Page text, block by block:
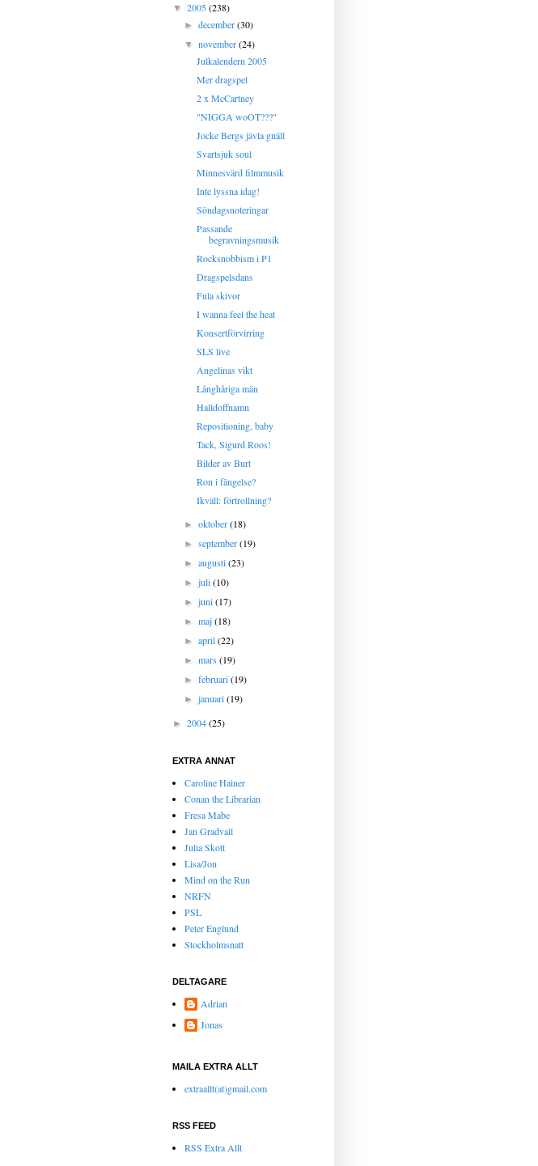
▼ 2005(238)
►december(30)
▼november(24)
Julkalendern 2005
Mer dragspel
2 x McCartney
"NIGGA woOT???"
Jocke Bergs jävla gnäll
Svartsjuk soul
Minnesvärd filmmusik
Inte lyssna idag!
Söndagsnoteringar
Passande
begravningsmusik
Rocksnobbism i P1
Dragspelsdans
Fula skivor
I wanna feel the heat
Konsertförvirring
SLS live
Angelinas vikt
Långhåriga män
Halldoffnamn
Repositioning, baby
Tack, Sigurd Roos!
Bilder av Burt
Ron i fängelse?
Ikväll: förtrollning?
►oktober(18)
►september(19)
►augusti(23)
►juli(10)
►juni(17)
►maj(18)
►april(22)
►mars(19)
►februari(19)
►januari(19)
► 2004(25)
EXTRA ANNAT
Caroline Hainer
Conan the Librarian
Fresa Mabe
Jan Gradvall
Julia Skott
Lisa/Jon
Mind on the Run
NRFN
PSL
Peter Englund
Stockholmsnatt
DELTAGARE
Adrian
Jonas
MAILA EXTRA ALLT
extraallt(at)gmail.com
RSS FEED
RSS Extra Allt